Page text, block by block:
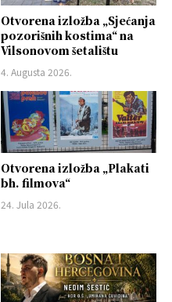
Otvorena izložba „Sjećanja
pozorišnih kostima“ na
Vilsonovom šetalištu
4. Augusta 2026.
Otvorena izložba „Plakati
bh. filmova“
24. Jula 2026.